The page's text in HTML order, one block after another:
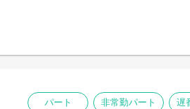
パート 非常勤パート 遅